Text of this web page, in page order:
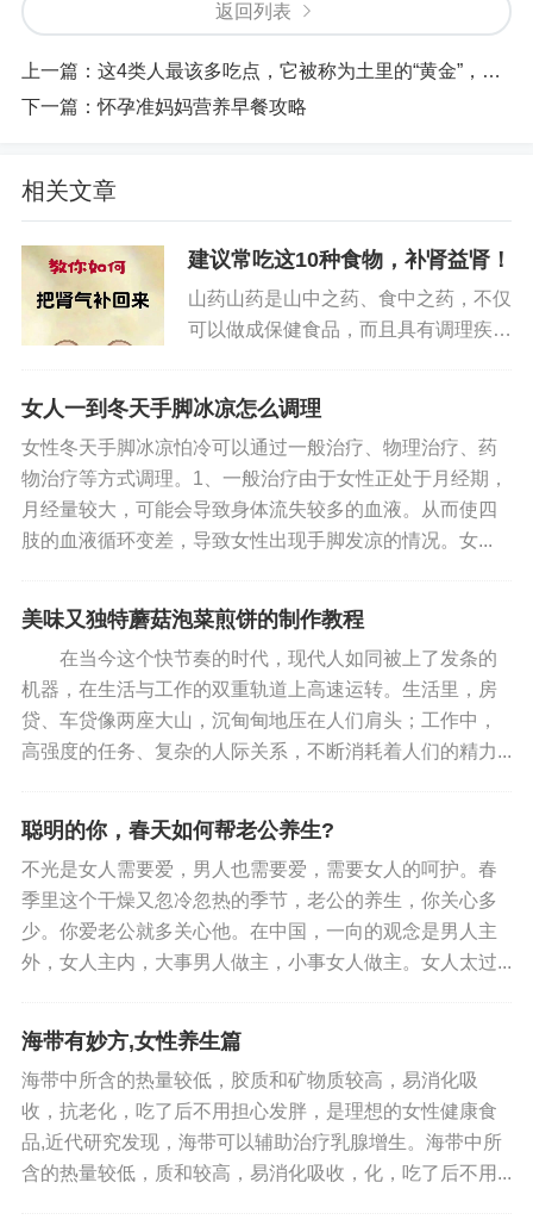
用法：羊肉整块用开水煮透，放冷水中洗净血
沫，切块。锅中油热时，下羊肉整块，用开水煮，
姜片煽炒，烹入料酒炝锅，翻炒后倒入枸杞子，清
―1.5小时，待羊肉熟烂，去葱，姜，入味精。
作用：补肾养血。适用于肾阳亏虚而致月经少
或点滴不净，色淡红或黯红，质稀，腰膝酸软，头
晕耳鸣，或少腹冷，夜尿多，舌质淡，脉沉迟。
组成：生地黄6克，益母草10克，黄酒200毫
升。
用法：将黄酒倒入瓷瓶(或杯)中，加生地、益母
作用：活血止血。适用于血瘀所致之月经过
多，色紫黑，有血块或伴小腹疼痛拒按，舌质紫暗
或有瘀点，脉细涩。
6、两地膏
组成：生地、地骨皮各30克，玄参、麦冬、白
用法：前五味煎取浓汁300毫升，另用60毫升白
开水将阿胶烊化，兑入药汁内，加白蜜，置文火上
作用：滋阴养血。适用于肝肾阴虚，虚热内扰
所致的月经过多，色红，头晕，心烦口渴，舌质
红，脉细弦。
7、乌骨鸡汤
返回列表
上一篇： 这4类人最该多吃点，它被称为土里的“黄金”，是食物里的滋补品！
下一篇：怀孕准妈妈营养早餐攻略
相关文章
建议常吃这10种食物，补肾益肾！
山药山药是山中之药、食中之药，不仅
可以做成保健食品，而且具有调理疾病
补肾、固肾益精、聪耳明目、助五脏、
强筋骨、长志安神、延年益寿的作...
女人一到冬天手脚冰凉怎么调理
女性冬天手脚冰凉怕冷可以通过一般治疗、物理治疗、药
物治疗等方式调理。1、一般治疗由于女性正处于月经期，
月经量较大，可能会导致身体流失较多的血液。从而使四
肢的血液循环变差，导致女性出现手脚发凉的情况。女...
美味又独特蘑菇泡菜煎饼的制作教程
在当今这个快节奏的时代，现代人如同被上了发条的
机器，在生活与工作的双重轨道上高速运转。生活里，房
贷、车贷像两座大山，沉甸甸地压在人们肩头；工作中，
高强度的任务、复杂的人际关系，不断消耗着人们的精力...
聪明的你，春天如何帮老公养生?
不光是女人需要爱，男人也需要爱，需要女人的呵护。春
季里这个干燥又忽冷忽热的季节，老公的养生，你关心多
少。你爱老公就多关心他。在中国，一向的观念是男人主
外，女人主内，大事男人做主，小事女人做主。女人太过...
海带有妙方,女性养生篇
海带中所含的热量较低，胶质和矿物质较高，易消化吸
收，抗老化，吃了后不用担心发胖，是理想的女性健康食
品,近代研究发现，海带可以辅助治疗乳腺增生。海带中所
含的热量较低，质和较高，易消化吸收，化，吃了后不用...